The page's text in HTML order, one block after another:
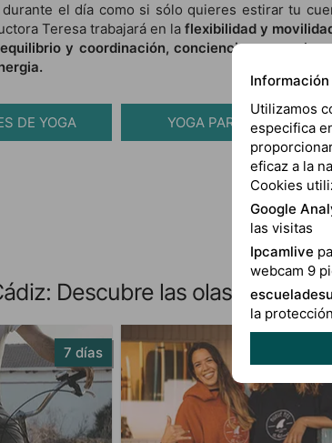
el día como si sólo quieres estirar tu
Teresa trabajará en la flexibilidad y
y coordinación, conciencia corporal y
DE YOGA YOGA PARA SURFISTAS 1
Descubre las olas de El
7 días
Información
Utilizamos
especifica
eficaz a la
Cookies
Google
las visitas
Ipcamlive
webcam 9
la